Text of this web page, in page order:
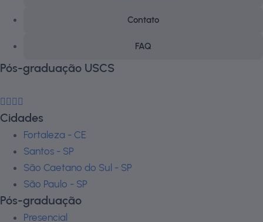
Contato
FAQ
Pós-graduação USCS
Cidades
Fortaleza - CE
Santos - SP
São Caetano do Sul - SP
São Paulo - SP
Pós-graduação
Presencial